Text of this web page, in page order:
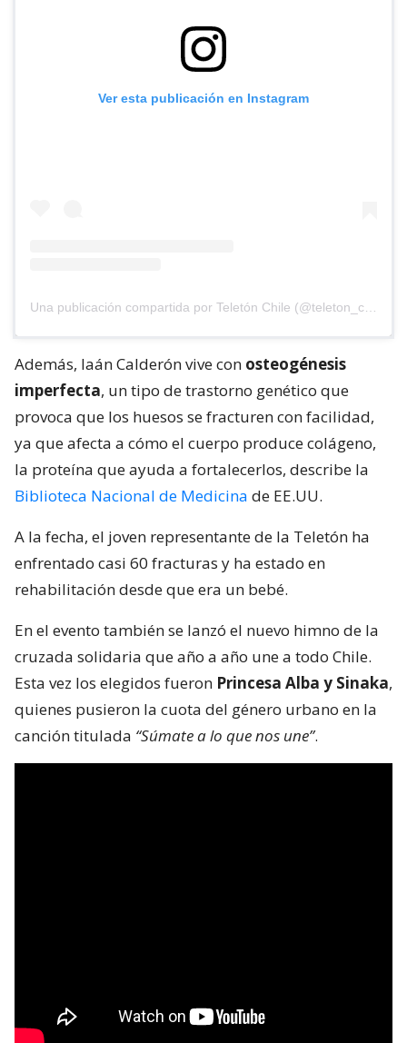
Ver esta publicación en Instagram
Una publicación compartida por Teletón Chile (@teleton_chile)
Además, Iaán Calderón vive con osteogénesis
imperfecta, un tipo de trastorno genético que
provoca que los huesos se fracturen con facilidad,
ya que afecta a cómo el cuerpo produce colágeno,
la proteína que ayuda a fortalecerlos, describe la
Biblioteca Nacional de Medicina de EE.UU.
A la fecha, el joven representante de la Teletón ha
enfrentado casi 60 fracturas y ha estado en
rehabilitación desde que era un bebé.
En el evento también se lanzó el nuevo himno de la
cruzada solidaria que año a año une a todo Chile.
Esta vez los elegidos fueron Princesa Alba y Sinaka,
quienes pusieron la cuota del género urbano en la
canción titulada “Súmate a lo que nos une”.